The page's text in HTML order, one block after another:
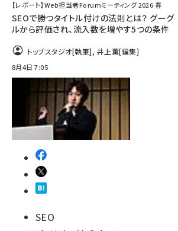
【レポート】Web担当者Forumミーティング 2026 春
SEOで勝つタイトル付けの法則とは？ グーグ
ルから評価され、流入数を増やす5つの条件
トップスタジオ[執筆], 井上薫[編集]
8月4日 7:05
SEO